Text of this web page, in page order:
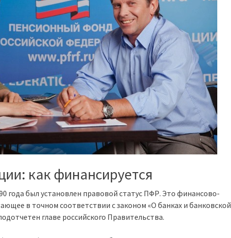
как финансируется
года был установлен правовой статус ПФР. Это финансово-
в точном соответствии с законом «О банках и банковской
главе российского Правительства.